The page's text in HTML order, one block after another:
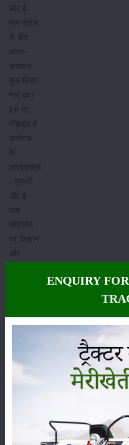
और ई-
नाम पोर्टल
के बीच
अंतर-
संचालन
शुरू किया
गया था।
इस नए
मॉड्यूल में
कर्नाटक
के
आरईएमएस
- यूएमपी
और ई-
नाम
प्लेटफॉर्म
पर किसान
और
व्यापार कर
परिचालन
ENQUIRY